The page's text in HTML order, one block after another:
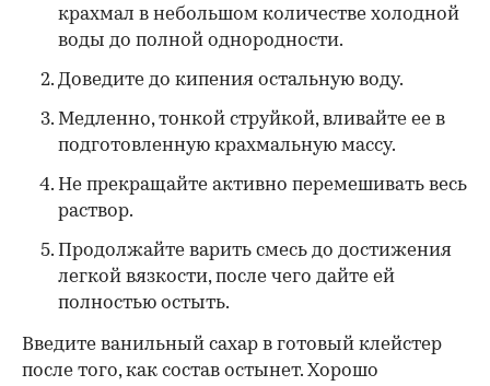
крахмал в небольшом количестве холодной
воды до полной однородности.
Доведите до кипения остальную воду.
Медленно, тонкой струйкой, вливайте ее в
подготовленную крахмальную массу.
Не прекращайте активно перемешивать весь
раствор.
Продолжайте варить смесь до достижения
легкой вязкости, после чего дайте ей
полностью остыть.
Введите ванильный сахар в готовый клейстер
после того, как состав остынет. Хорошо